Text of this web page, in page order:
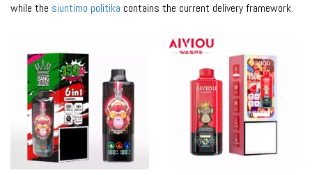
while the siuntimo politika contains the current delivery framework.